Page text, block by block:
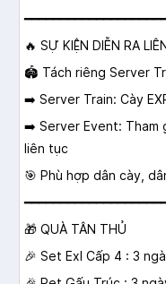
🔥 SỰ KIỆN DIỄN RA
🏟️ Tách riêng Server
➡️ Server Train: Cày
➡️ Server Event: Tham
liên tục
🎯 Phù hợp dân cày,
🎁 QUÀ TÂN THỦ
🎉 Set Exl Cấp 4 : 3